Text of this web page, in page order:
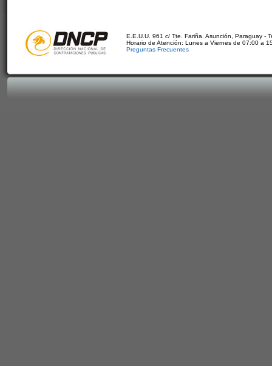
E.E.U.U. 961 c/ Tte. Fariña. Asunción, Paraguay -
Horario de Atención: Lunes a Viernes de 07:00 a
Preguntas Frecuentes